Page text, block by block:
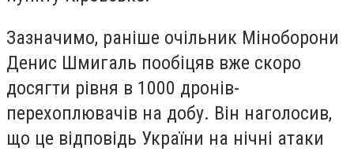
Зазначимо, раніше очільник Міноборони
Денис Шмигаль пообіцяв вже скоро
досягти рівня в 1000 дронів-
перехоплювачів на добу. Він наголосив,
що це відповідь України на нічні атаки